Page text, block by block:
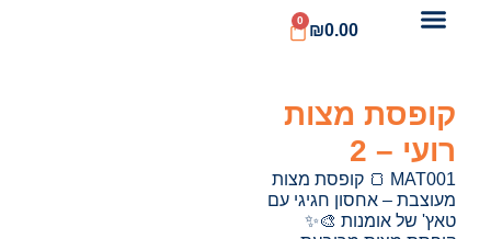
₪0.00
0
קופסת מצות
רועי – 2
MAT001 🍞 קופסת מצות
מעוצבת – אחסון חגיגי עם
טאץ' של אומנות 🎨✨